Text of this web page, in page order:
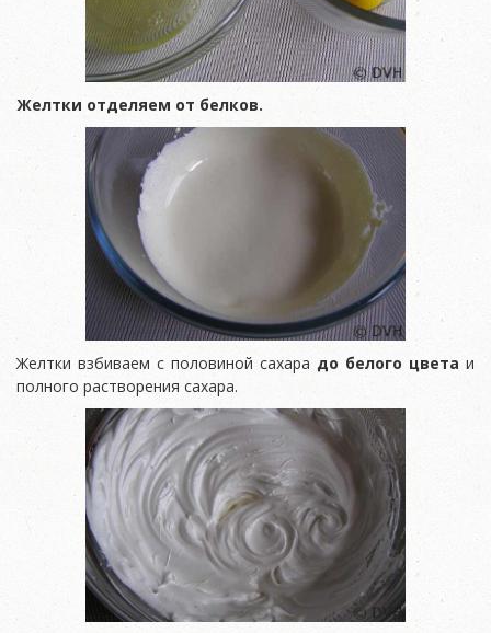
Желтки отделяем от белков.
Желтки взбиваем с половиной сахара до белого цвета и
полного растворения сахара.